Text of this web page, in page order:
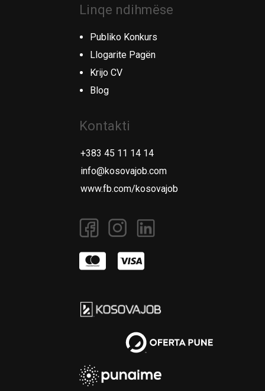
Linqe ndihmëse
Publiko Konkurs
Llogarite Pagën
Krijo CV
Blog
Kontakti
+383 45 11 14 14
info@kosovajob.com
www.fb.com/kosovajob